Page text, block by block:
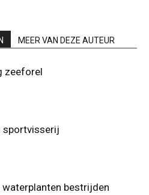
MEER VAN DEZE AUTEUR
zeeforel
sportvisserij
waterplanten bestrijden